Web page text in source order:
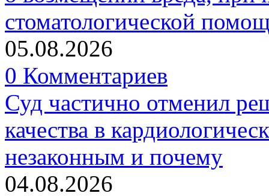
стоматологической
05.08.2026
0 Комментариев
Суд частично отменил
качества в
незаконным и почему
04.08.2026